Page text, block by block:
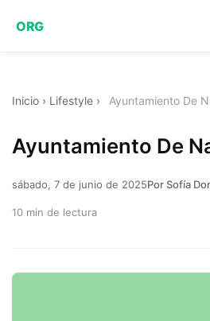
ORG
Inicio › Lifestyle › Ayuntamiento De
Ayuntamiento De
sábado, 7 de junio de 2025Por Sofía
10 min de lectura